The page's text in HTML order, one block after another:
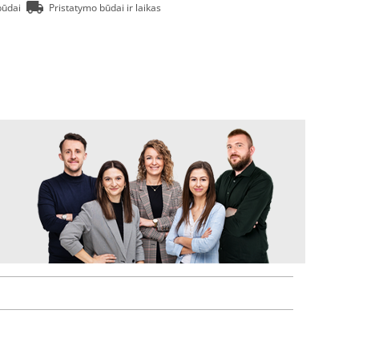
Pristatymo būdai ir laikas